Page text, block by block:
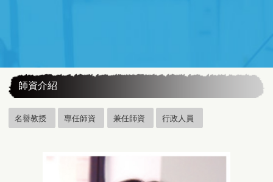
師資介紹
名譽教授 專任師資 兼任師資 行政人員